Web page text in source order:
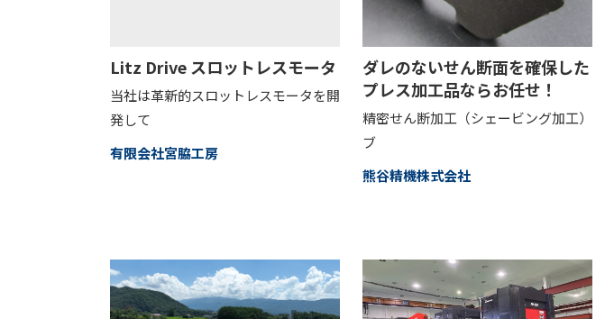
Litz Drive スロットレスモータ
当社は革新的スロットレスモータを開
発して
有限会社宮脇工房
ダレのないせん断面を確保した
プレス加工品ならお任せ！
精密せん断加工（シェービング加工）
ブ
熊谷精機株式会社